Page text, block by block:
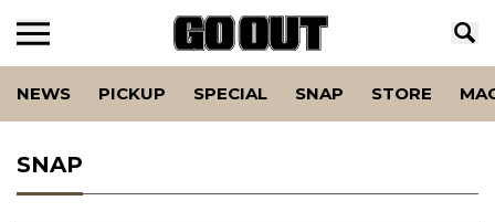
NEWS PICKUP SPECIAL SNAP STORE
SNAP